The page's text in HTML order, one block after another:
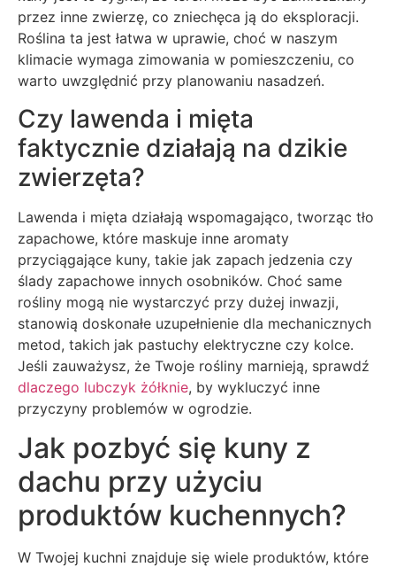
przez inne zwierzę, co zniechęca ją do eksploracji.
Roślina ta jest łatwa w uprawie, choć w naszym
klimacie wymaga zimowania w pomieszczeniu, co
warto uwzględnić przy planowaniu nasadzeń.
Czy lawenda i mięta
faktycznie działają na dzikie
zwierzęta?
Lawenda i mięta działają wspomagająco, tworząc tło
zapachowe, które maskuje inne aromaty
przyciągające kuny, takie jak zapach jedzenia czy
ślady zapachowe innych osobników. Choć same
rośliny mogą nie wystarczyć przy dużej inwazji,
stanowią doskonałe uzupełnienie dla mechanicznych
metod, takich jak pastuchy elektryczne czy kolce.
Jeśli zauważysz, że Twoje rośliny marnieją, sprawdź
dlaczego lubczyk żółknie, by wykluczyć inne
przyczyny problemów w ogrodzie.
Jak pozbyć się kuny z
dachu przy użyciu
produktów kuchennych?
W Twojej kuchni znajduje się wiele produktów, które